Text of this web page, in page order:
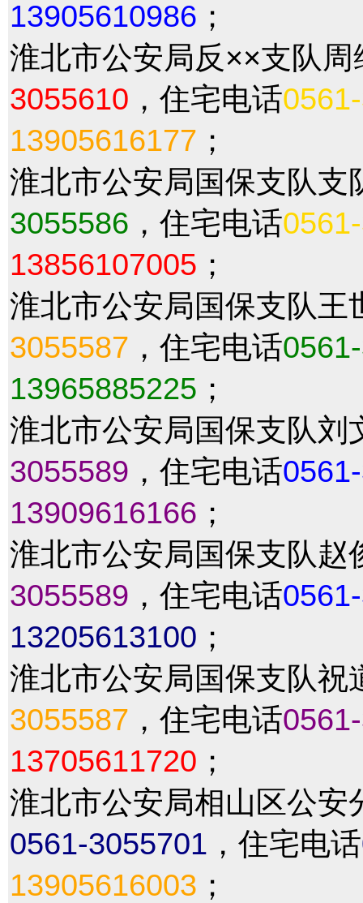
13905610986 ；
淮北市公安局反××支队
3055610 ，住宅电话
13905616177 ；
淮北市公安局国保支队
3055586 ，住宅电话
13856107005 ；
淮北市公安局国保支队王
3055587 ，住宅电话
13965885225 ；
淮北市公安局国保支队刘
3055589 ，住宅电话
13909616166 ；
淮北市公安局国保支队赵
3055589 ，住宅电话
13205613100 ；
淮北市公安局国保支队祝
3055587 ，住宅电话
13705611720 ；
淮北市公安局相山区公
0561-3055701 ，住宅电话
13905616003 ；